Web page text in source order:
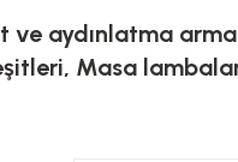
ve aydınlatma
Masa